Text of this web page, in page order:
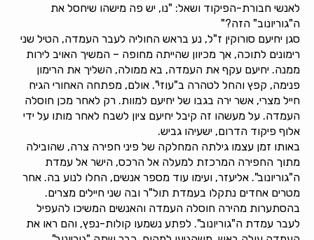
לאנשי חבורת-הפיקוד ושאל: "נו, יש פה מישהו שיחסל את
ה"גוריונוב" הזה?"
סגן יחיעם סורוקין ז"ל, נע בראש החוליה לעבר העמדה, הטיל שני
רימונים לתוכה, אך מכיוון שהייתה מחופה – המשיך האויב לירות
ממנה. יחיעם עקף את העמדה, בא ממולה, השליך את הרימון
פנימה, קפץ והחל לטהרה ב"עוזי". אולם, מפתחה האחורי הגיח
חייל מצרי, אשר ירה בגבו של יחיעם למוות. רק לאחר מכן חוסלה
העמדה. על מעשהו זה קיבל יחיעם ציון לשבח לאחר מותו על ידי
אלוף פיקוד הדרום, ישעיהו גביש.
באותו זמן עצמו גילתה המחלקה של פיני חפירה צרה, שהובילה
מתוך החפירה המרכזת למעלה אל הרכס, הישר אל עמדת
ה"גוריונוב". אליעזר, ועימו עוד מספר אנשים, החלו לנוע בה. אחר
מטרים אחדים נתקלו בעמדת תול"ר ובה שני חיילים מצרים.
בהסתערות מהירה חוסלה העמדה והאנשים המשיכו להעפיל
לעבר עמדת ה"גוריונוב". לפתע נשמעו קולות-נפץ, והם ראו את